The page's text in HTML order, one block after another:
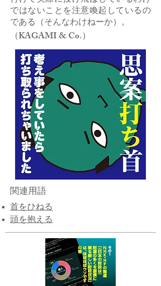
ではないことを注意喚起しているの
である（そんなわけねーか）。
（KAGAMI & Co.）
関連用語
首をひねる
​頭を抱える